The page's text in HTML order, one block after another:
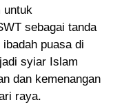
untuk
sebagai tanda
puasa di
syiar Islam
dan kemenangan
raya.